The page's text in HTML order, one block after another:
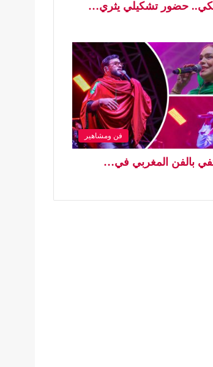
حضور تشكيلي يثري…
فن ومشاهير
بالفن المغربي في…